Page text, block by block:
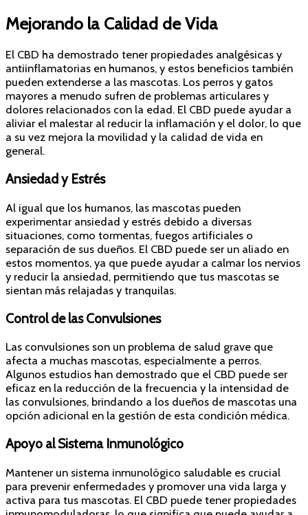
Mejorando la Calidad de Vida
El CBD ha demostrado tener propiedades analgésicas y
antiinflamatorias en humanos, y estos beneficios también
pueden extenderse a las mascotas. Los perros y gatos
mayores a menudo sufren de problemas articulares y
dolores relacionados con la edad. El CBD puede ayudar a
aliviar el malestar al reducir la inflamación y el dolor, lo que
a su vez mejora la movilidad y la calidad de vida en
general.
Ansiedad y Estrés
Al igual que los humanos, las mascotas pueden
experimentar ansiedad y estrés debido a diversas
situaciones, como tormentas, fuegos artificiales o
separación de sus dueños. El CBD puede ser un aliado en
estos momentos, ya que puede ayudar a calmar los nervios
y reducir la ansiedad, permitiendo que tus mascotas se
sientan más relajadas y tranquilas.
Control de las Convulsiones
Las convulsiones son un problema de salud grave que
afecta a muchas mascotas, especialmente a perros.
Algunos estudios han demostrado que el CBD puede ser
eficaz en la reducción de la frecuencia y la intensidad de
las convulsiones, brindando a los dueños de mascotas una
opción adicional en la gestión de esta condición médica.
Apoyo al Sistema Inmunológico
Mantener un sistema inmunológico saludable es crucial
para prevenir enfermedades y promover una vida larga y
activa para tus mascotas. El CBD puede tener propiedades